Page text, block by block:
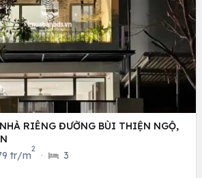
RIÊNG ĐƯỜNG BÙI THIỆN NGỘ,
tr/m
2
· 3